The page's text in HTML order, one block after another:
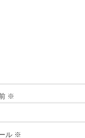
※
ル ※